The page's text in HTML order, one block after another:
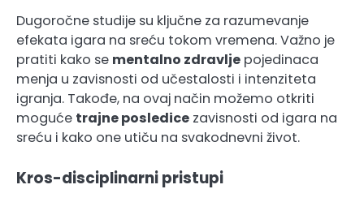
Dugoročne studije su ključne za razumevanje
efekata igara na sreću tokom vremena. Važno je
pratiti kako se mentalno zdravlje pojedinaca
menja u zavisnosti od učestalosti i intenziteta
igranja. Takođe, na ovaj način možemo otkriti
moguće trajne posledice zavisnosti od igara na
sreću i kako one utiču na svakodnevni život.
Kros-disciplinarni pristupi